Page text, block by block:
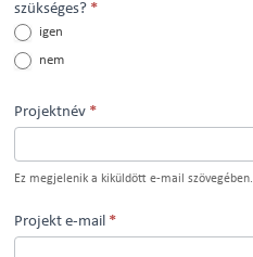
szükséges? *
igen
nem
Projektnév *
Ez megjelenik a kiküldött e-mail szövegében.
Projekt e-mail *